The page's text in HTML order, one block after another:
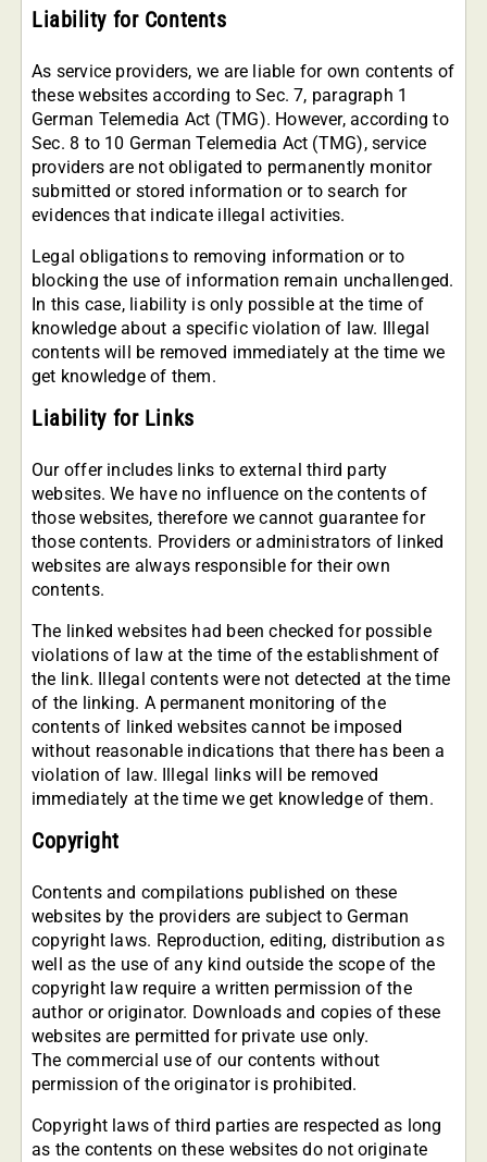
Liability for Contents
As service providers, we are liable for own contents of
these websites according to Sec. 7, paragraph 1
German Telemedia Act (TMG). However, according to
Sec. 8 to 10 German Telemedia Act (TMG), service
providers are not obligated to permanently monitor
submitted or stored information or to search for
evidences that indicate illegal activities.
Legal obligations to removing information or to
blocking the use of information remain unchallenged.
In this case, liability is only possible at the time of
knowledge about a specific violation of law. Illegal
contents will be removed immediately at the time we
get knowledge of them.
Liability for Links
Our offer includes links to external third party
websites. We have no influence on the contents of
those websites, therefore we cannot guarantee for
those contents. Providers or administrators of linked
websites are always responsible for their own
contents.
The linked websites had been checked for possible
violations of law at the time of the establishment of
the link. Illegal contents were not detected at the time
of the linking. A permanent monitoring of the
contents of linked websites cannot be imposed
without reasonable indications that there has been a
violation of law. Illegal links will be removed
immediately at the time we get knowledge of them.
Copyright
Contents and compilations published on these
websites by the providers are subject to German
copyright laws. Reproduction, editing, distribution as
well as the use of any kind outside the scope of the
copyright law require a written permission of the
author or originator. Downloads and copies of these
websites are permitted for private use only.
The commercial use of our contents without
permission of the originator is prohibited.
Copyright laws of third parties are respected as long
as the contents on these websites do not originate